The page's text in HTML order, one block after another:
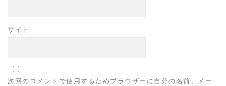
サイト
次回のコメントで使用するためブラウザーに自分の名前、メー